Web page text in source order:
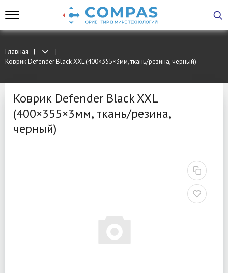
Главная
Коврик Defender Black XXL (400×355×3мм, ткань/резина, черный)
Коврик Defender Black XXL
(400×355×3мм, ткань/резина,
черный)